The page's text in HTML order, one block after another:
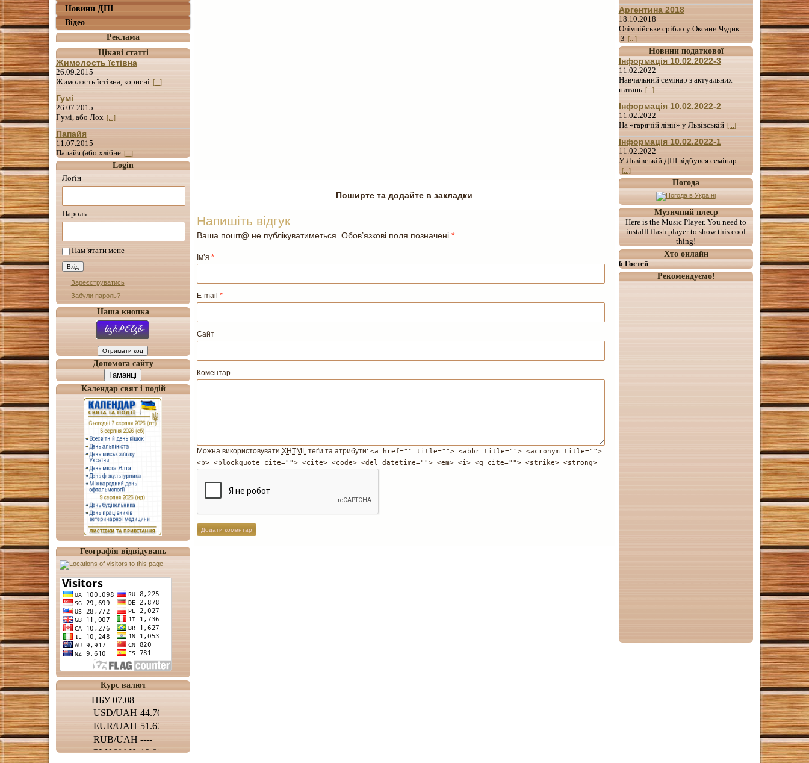
Новини ДПІ
Відео
Реклама
Цікаві статті
Жимолость їстівна
26.09.2015
Жимолость їстівна, корисні [...]
Гумі
26.07.2015
Гумі, або Лох [...]
Папайя
11.07.2015
Папайя (або хлібне [...]
Login
Лоґін
Пароль
Пам`ятати мене
Зареєструватись
Забули пароль?
Наша кнопка
Допомога сайту
Гаманці
Календар свят і подій
Географія відвідувань
Курс валют
Поширте та додайте в закладки
Напишіть відгук
Ваша пошт@ не публікуватиметься. Обов’язкові поля позначені *
Ім’я *
E-mail *
Сайт
Коментар
Можна використовувати XHTMLтеґи та атрибути: <a href="" title=""> <abbr title=""> <acronym title="">
<b> <blockquote cite=""> <cite> <code> <del datetime=""> <em> <i> <q cite=""> <strike> <strong>
Аргентина 2018
18.10.2018
Олімпійське срібло у Оксани Чудик
З [...]
Новини податкової
Інформація 10.02.2022-3
11.02.2022
Навчальний семінар з актуальних
питань [...]
Інформація 10.02.2022-2
11.02.2022
На «гарячій лінії» у Львівській [...]
Інформація 10.02.2022-1
11.02.2022
У Львівській ДПІ відбувся семінар -
[...]
Погода
Музичний плеєр
Here is the Music Player. You need to
installl flash player to show this cool
thing!
Хто онлайн
6 Гостей
Рекомендуємо!